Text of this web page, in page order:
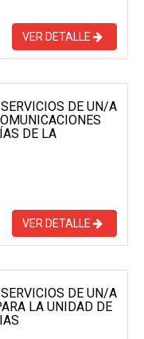
VER DETALLE
DE UN/A
DE LA
VER DETALLE
DE UN/A
LA UNIDAD DE